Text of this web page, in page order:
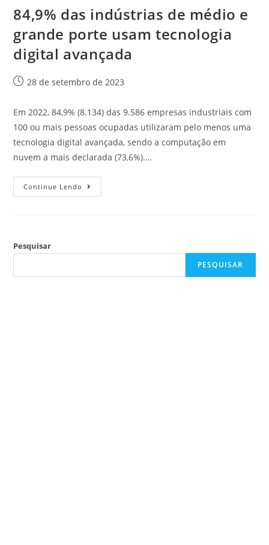
84,9% das indústrias de médio e
grande porte usam tecnologia
digital avançada
28 de setembro de 2023
Em 2022, 84,9% (8.134) das 9.586 empresas industriais com
100 ou mais pessoas ocupadas utilizaram pelo menos uma
tecnologia digital avançada, sendo a computação em
nuvem a mais declarada (73,6%).…
Continue Lendo
Pesquisar
PESQUISAR